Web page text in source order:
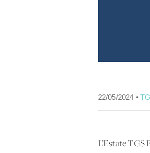
22/05/2024 •
L’Estate TGS